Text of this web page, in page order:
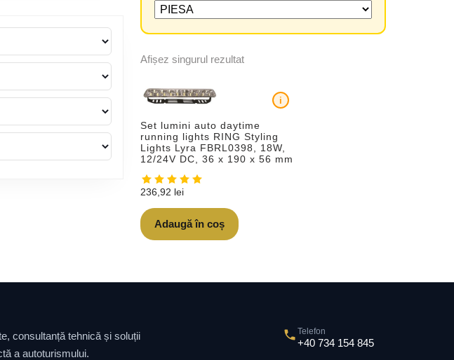
Afișez singurul rezultat
Set lumini auto daytime
running lights RING Styling
Lights Lyra FBRL0398, 18W,
12/24V DC, 36 x 190 x 56 mm
i
236,92 lei
Adaugă în coș
consultanță tehnică și soluții
a autoturismului.
Telefon
+40 734 154 845